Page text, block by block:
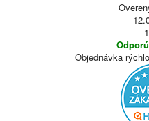
Objednávka